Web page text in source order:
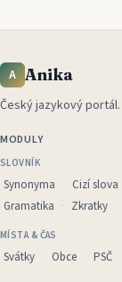
A Anika
Český jazykový portál.
MODULY
SLOVNÍK
Synonyma Cizí slova
Gramatika
Zkratky
MÍSTA & ČAS
Svátky Obce PSČ